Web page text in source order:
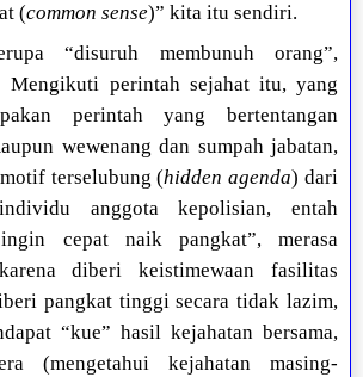
(common sense)” kita itu sendiri.
“disuruh membunuh orang”,
Mengikuti perintah sejahat itu, yang
perintah yang bertentangan
wewenang dan sumpah jabatan,
terselubung (hidden agenda) dari
anggota kepolisian, entah
cepat naik pangkat”, merasa
diberi keistimewaan fasilitas
pangkat tinggi secara tidak lazim,
“kue” hasil kejahatan bersama,
(mengetahui kejahatan masing-